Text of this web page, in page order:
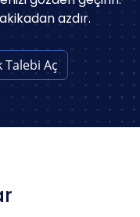
azdır.
Talebi Aç